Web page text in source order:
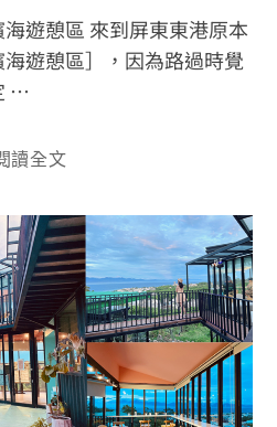
遊憩區 來到屏東東港原本
遊憩區］，因為路過時覺
…
讀全文